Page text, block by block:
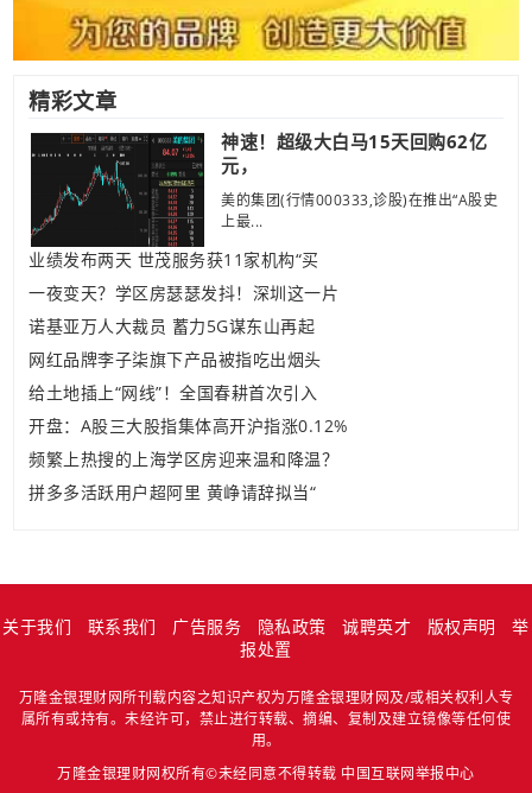
精彩文章
神速！超级大白马15天回购62亿
元，
美的集团(行情000333,诊股)在推出“A股史
上最...
业绩发布两天 世茂服务获11家机构“买
一夜变天？学区房瑟瑟发抖！深圳这一片
诺基亚万人大裁员 蓄力5G谋东山再起
网红品牌李子柒旗下产品被指吃出烟头
给土地插上“网线”！全国春耕首次引入
开盘：A股三大股指集体高开沪指涨0.12%
频繁上热搜的上海学区房迎来温和降温？
拼多多活跃用户超阿里 黄峥请辞拟当“
关于我们 联系我们 广告服务 隐私政策 诚聘英才 版权声明
举
报处置
万隆金银理财网所刊载内容之知识产权为万隆金银理财网及/或相关权利人专
属所有或持有。未经许可，禁止进行转载、摘编、复制及建立镜像等任何使
用。
万隆金银理财网权所有©未经同意不得转载 中国互联网举报中心